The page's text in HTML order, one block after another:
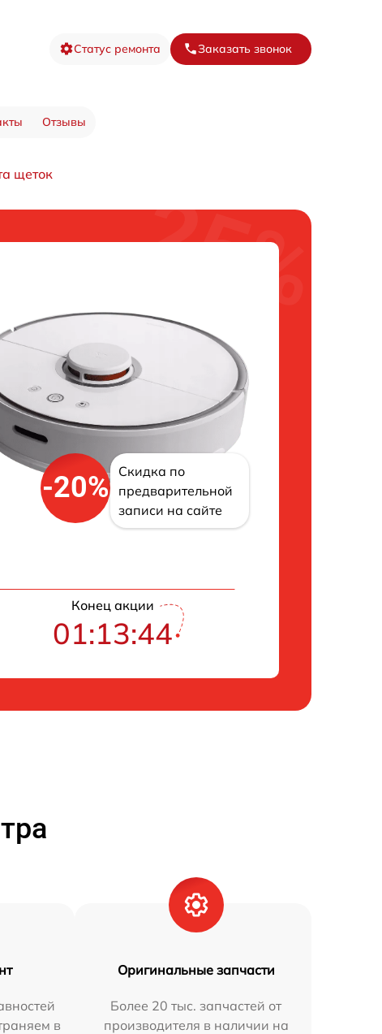
Статус ремонта Заказать звонок
Отзывы
щеток
-20%
Скидка по
предварительной
записи на сайте
Конец акции
01:13:43
в
Оригинальные запчасти
Более 20 тыс. запчастей от
производителя в наличии на